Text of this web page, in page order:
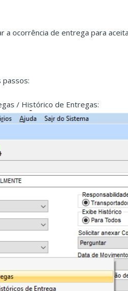
a ocorrência de entrega para
passos:
/ Histórico de Entregas: